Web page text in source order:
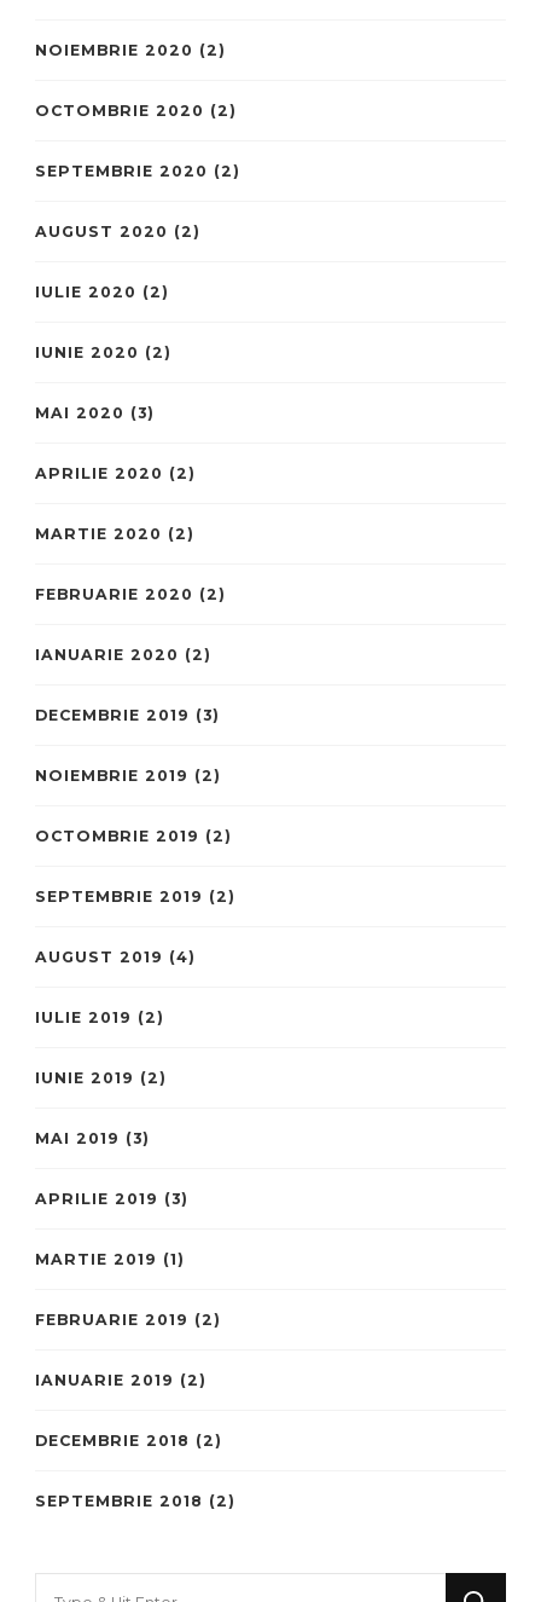
NOIEMBRIE 2020 (2)
OCTOMBRIE 2020 (2)
SEPTEMBRIE 2020 (2)
AUGUST 2020 (2)
IULIE 2020 (2)
IUNIE 2020 (2)
MAI 2020 (3)
APRILIE 2020 (2)
MARTIE 2020 (2)
FEBRUARIE 2020 (2)
IANUARIE 2020 (2)
DECEMBRIE 2019 (3)
NOIEMBRIE 2019 (2)
OCTOMBRIE 2019 (2)
SEPTEMBRIE 2019 (2)
AUGUST 2019 (4)
IULIE 2019 (2)
IUNIE 2019 (2)
MAI 2019 (3)
APRILIE 2019 (3)
MARTIE 2019 (1)
FEBRUARIE 2019 (2)
IANUARIE 2019 (2)
DECEMBRIE 2018 (2)
SEPTEMBRIE 2018 (2)